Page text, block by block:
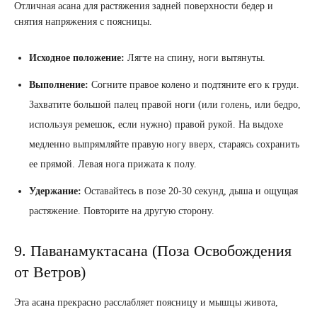
Отличная асана для растяжения задней поверхности бедер и
снятия напряжения с поясницы.
Исходное положение: Лягте на спину, ноги вытянуты.
Выполнение: Согните правое колено и подтяните его к груди.
Захватите большой палец правой ноги (или голень, или бедро,
используя ремешок, если нужно) правой рукой. На выдохе
медленно выпрямляйте правую ногу вверх, стараясь сохранить
ее прямой. Левая нога прижата к полу.
Удержание: Оставайтесь в позе 20-30 секунд, дыша и ощущая
растяжение. Повторите на другую сторону.
9. Паванамуктасана (Поза Освобождения
от Ветров)
Эта асана прекрасно расслабляет поясницу и мышцы живота,